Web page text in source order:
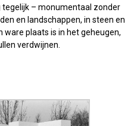
tegelijk – monumentaal zonder
en landschappen, in steen en
ware plaats is in het geheugen,
verdwijnen.